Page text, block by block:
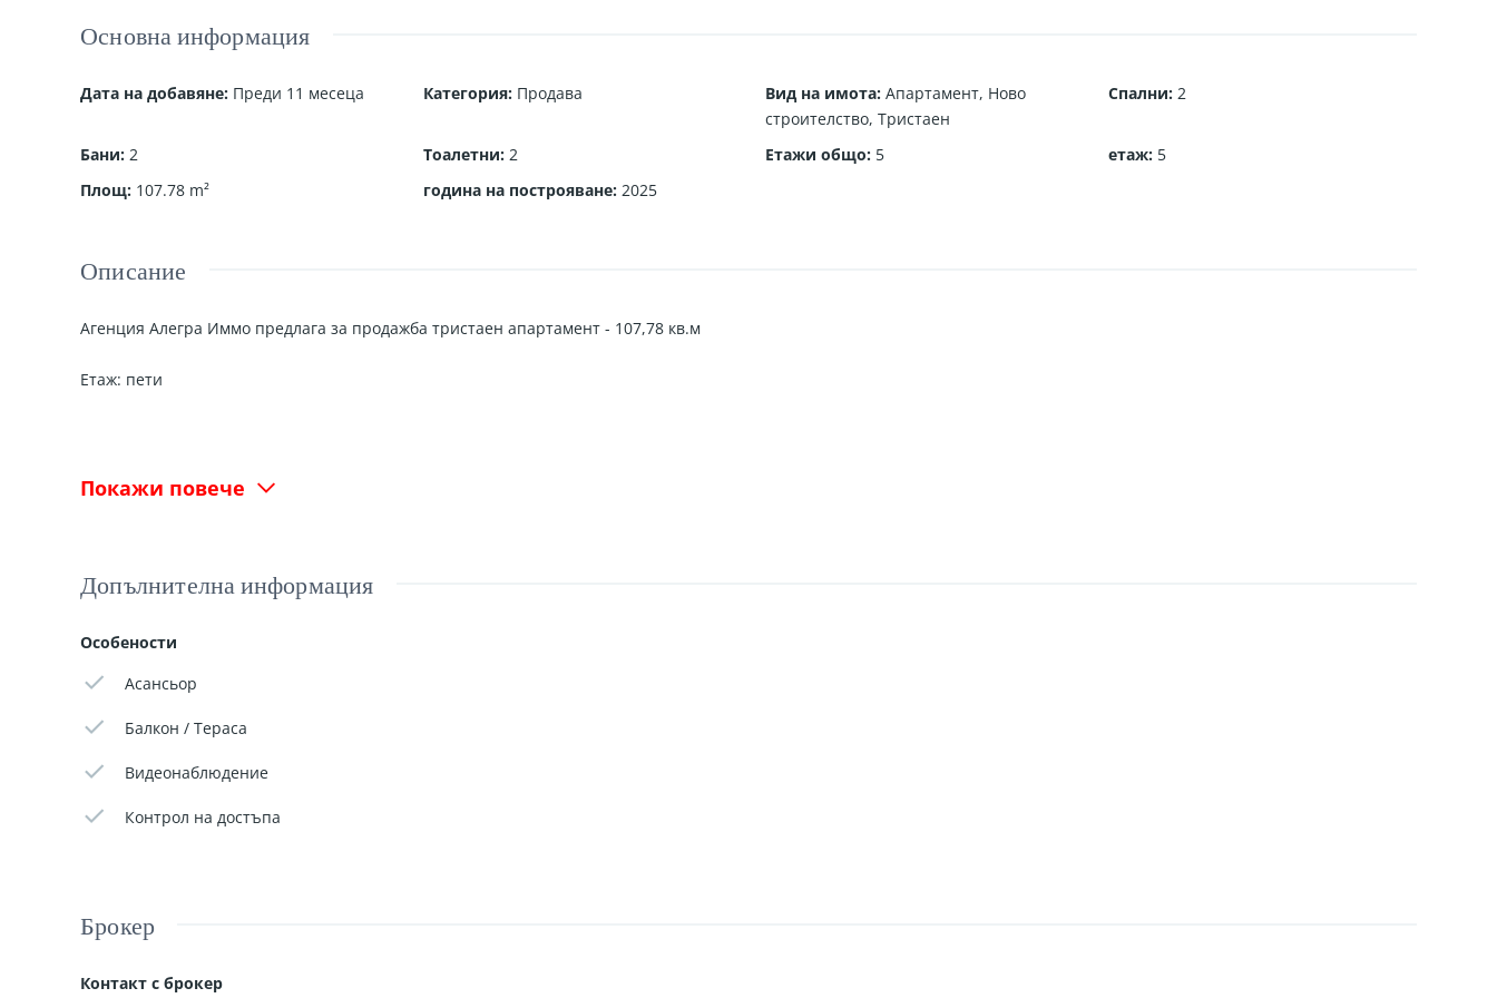
Основна информация
Дата на добавяне: Преди 11 месеца Категория: Продава Вид на имота: Апартамент, Ново
строителство, Тристаен
Спални: 2
Бани: 2 Тоалетни: 2 Етажи общо: 5 етаж: 5
Площ: 107.78 m² година на построяване: 2025
Описание
Агенция Алегра Иммо предлага за продажба тристаен апартамент - 107,78 кв.м
Етаж: пети
Разпределение: Просторна дневна с кухненски бокс, две спални, баня и тоалетна към родителската спалня
Общи части: Луксозно завършени с италиански безшумни асансьори
Локация: Кв. Беломорски - тих район, близо до паркове, детски градини, магазини и бърз достъп до центъра и околовръстния път
Покажи повече
Допълнителна информация
Особености
Асансьор
Балкон / Тераса
Видеонаблюдение
Контрол на достъпа
Брокер
Контакт с брокер